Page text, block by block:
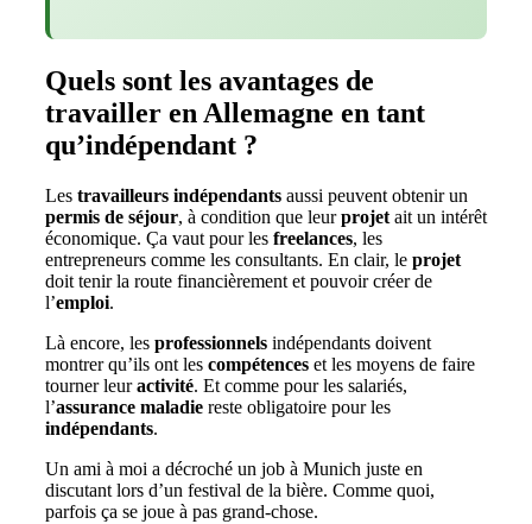
Quels sont les avantages de
travailler en Allemagne en tant
qu’indépendant ?
Les travailleurs indépendants aussi peuvent obtenir un
permis de séjour, à condition que leurprojet ait un intérêt
économique. Ça vaut pour les freelances, les
entrepreneurs comme les consultants. En clair, le projet
doit tenir la route financièrement et pouvoir créer de
l’emploi.
Là encore, les professionnels indépendants doivent
montrer qu’ils ont les compétences et les moyens de faire
tourner leuractivité. Et comme pour les salariés,
l’assurance maladie reste obligatoire pour les
indépendants.
Un ami à moi a décroché un job à Munich juste en
discutant lors d’un festival de la bière. Comme quoi,
parfois ça se joue à pas grand-chose.